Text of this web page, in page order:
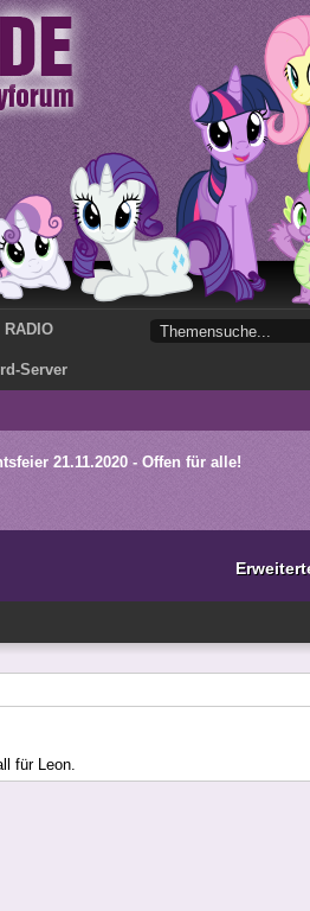
RADIO
Server
21.11.2020 - Offen für alle!
für Leon.